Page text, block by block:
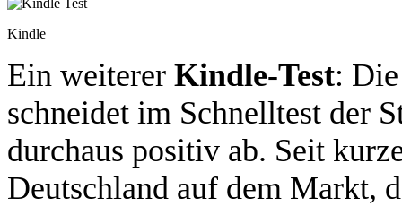
Kindle
Ein weiterer Kindle-Test:
schneidet im Schnelltest der
durchaus positiv ab. Seit
Deutschland auf dem Markt,